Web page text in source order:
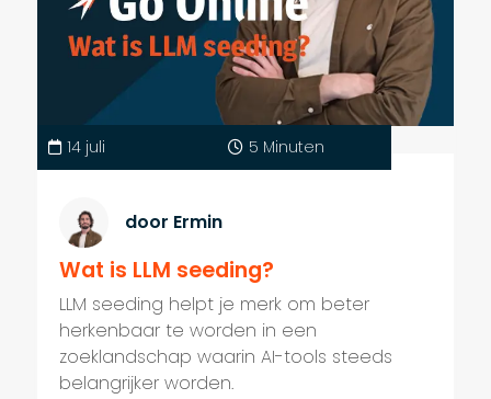
14 juli 5 Minuten
door Ermin
Wat is LLM seeding?
LLM seeding helpt je merk om beter
herkenbaar te worden in een
zoeklandschap waarin AI-tools steeds
belangrijker worden.